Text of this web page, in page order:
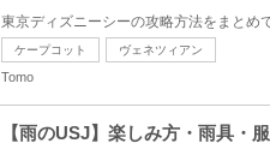
東京ディズニーシーの攻略方法をまとめ
ケープコット ヴェネツィアン
Tomo
【雨のUSJ】楽しみ方・雨具・